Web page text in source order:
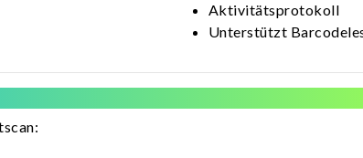
Aktivitätsprotokoll
Unterstützt